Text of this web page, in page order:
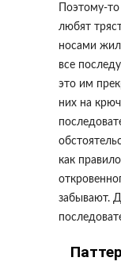
Поэтому-
любят
носами
все
это им
них на
как
забывают.